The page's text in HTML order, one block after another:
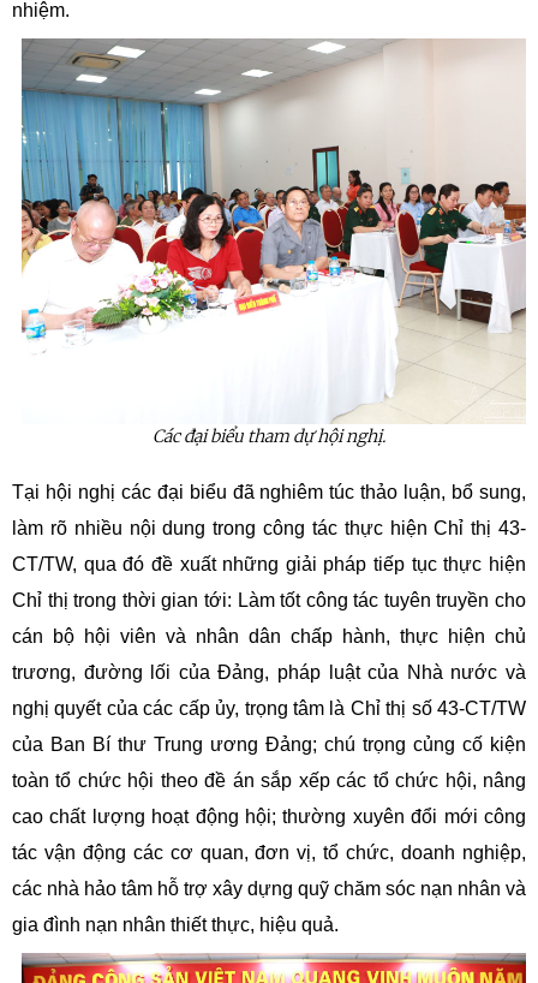
nhiệm.
Các đại biểu tham dự hội nghị.
Tại hội nghị các đại biểu đã nghiêm túc thảo luận, bổ sung,
làm rõ nhiều nội dung trong công tác thực hiện Chỉ thị 43-
CT/TW, qua đó đề xuất những giải pháp tiếp tục thực hiện
Chỉ thị trong thời gian tới: Làm tốt công tác tuyên truyền cho
cán bộ hội viên và nhân dân chấp hành, thực hiện chủ
trương, đường lối của Đảng, pháp luật của Nhà nước và
nghị quyết của các cấp ủy, trọng tâm là Chỉ thị số 43-CT/TW
của Ban Bí thư Trung ương Đảng; chú trọng củng cố kiện
toàn tổ chức hội theo đề án sắp xếp các tổ chức hội, nâng
cao chất lượng hoạt động hội; thường xuyên đổi mới công
tác vận động các cơ quan, đơn vị, tổ chức, doanh nghiệp,
các nhà hảo tâm hỗ trợ xây dựng quỹ chăm sóc nạn nhân và
gia đình nạn nhân thiết thực, hiệu quả.